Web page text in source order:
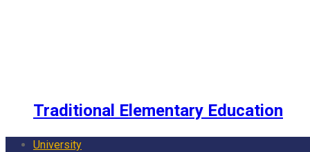
Traditional Elementary Education
University